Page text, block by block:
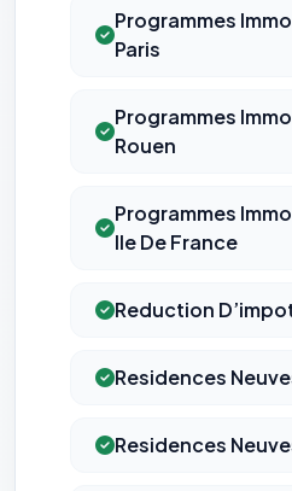
Programmes
Paris
Programmes
Rouen
Programmes
Ile De France
Reduction
Residences
Residences